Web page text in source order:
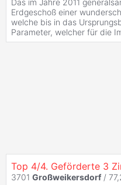
Erdgeschoß einer
welche bis in das
Parameter, welcher für die
3701 Großweikersdorf /